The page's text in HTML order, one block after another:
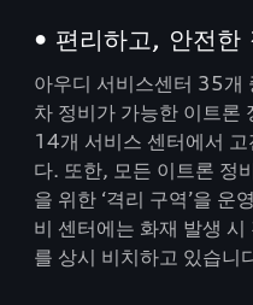
• 편리하고, 안전한
아우디 서비스센터 35개
차 정비가 가능한 이트론
14개 서비스 센터에서
다. 또한, 모든 이트론 정
을 위한 ‘격리 구역’을 운
비 센터에는 화재 발생
를 상시 비치하고 있습니